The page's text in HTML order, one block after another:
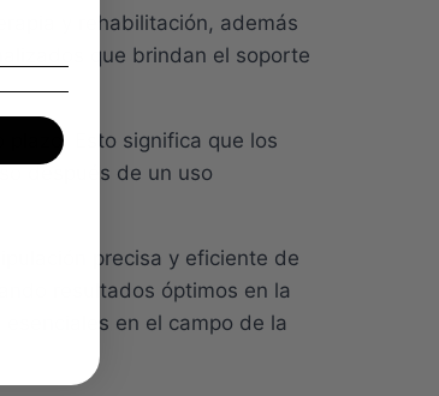
y rehabilitación, además
que brindan el soporte
Esto significa que los
después de un uso
precisa y eficiente de
resultados óptimos en la
en el campo de la